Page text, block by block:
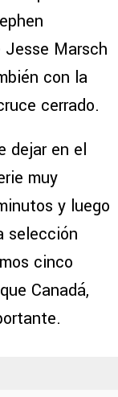
Jesse Marsch
con la
cerrado.
dejar en el
muy
y luego
selección
cinco
Canadá,